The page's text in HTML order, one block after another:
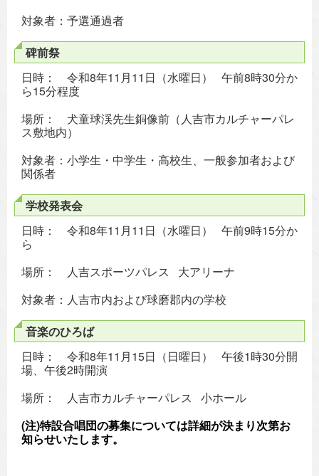
対象者：予選通過者
碑前祭
日時： 令和8年11月11日（水曜日） 午前8時30分か
ら15分程度
場所： 犬童球渓先生銅像前（人吉市カルチャーパレ
ス敷地内）
対象者：小学生・中学生・高校生、一般参加者および
関係者
学校発表会
日時： 令和8年11月11日（水曜日） 午前9時15分か
ら
場所： 人吉スポーツパレス 大アリーナ
対象者：人吉市内および球磨郡内の学校
音楽のひろば
日時： 令和8年11月15日（日曜日） 午後1時30分開
場、午後2時開演
場所： 人吉市カルチャーパレス 小ホール
(注)特設合唱団の募集については詳細が決まり次第お
知らせいたします。